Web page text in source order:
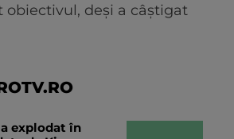
obiectivul, deși a câștigat
explodat în